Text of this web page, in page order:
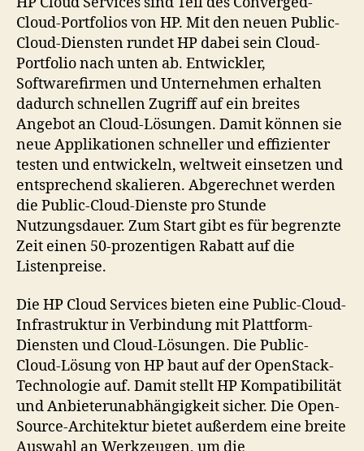
Cloud-Portfolios von HP. Mit den neuen Public-
Cloud-Diensten rundet HP dabei sein Cloud-
Portfolio nach unten ab. Entwickler,
Softwarefirmen und Unternehmen erhalten
dadurch schnellen Zugriff auf ein breites
Angebot an Cloud-Lösungen. Damit können sie
neue Applikationen schneller und effizienter
testen und entwickeln, weltweit einsetzen und
entsprechend skalieren. Abgerechnet werden
die Public-Cloud-Dienste pro Stunde
Nutzungsdauer. Zum Start gibt es für begrenzte
Zeit einen 50-prozentigen Rabatt auf die
Listenpreise.
Die HP Cloud Services bieten eine Public-Cloud-
Infrastruktur in Verbindung mit Plattform-
Diensten und Cloud-Lösungen. Die Public-
Cloud-Lösung von HP baut auf der OpenStack-
Technologie auf. Damit stellt HP Kompatibilität
und Anbieterunabhängigkeit sicher. Die Open-
Source-Architektur bietet außerdem eine breite